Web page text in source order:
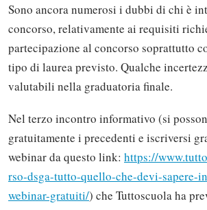
Sono ancora numerosi i dubbi di chi è
concorso, relativamente ai requisiti
partecipazione al concorso soprattutto
tipo di laurea previsto. Qualche
valutabili nella graduatoria finale.
Nel terzo incontro informativo (si
gratuitamente i precedenti e iscriversi
webinar da questo link: https://
rso-dsga-tutto-quello-che-devi-
webinar-gratuiti/) che Tuttoscuola ha